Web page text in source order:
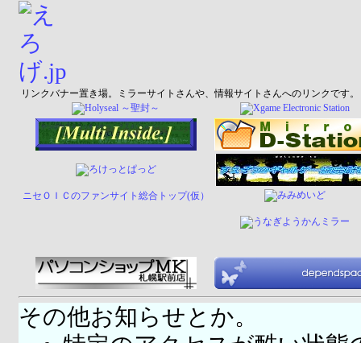
リンクバナー置き場。ミラーサイトさんや、情報サイトさんへのリンクです。
ニセＯＩＣのファンサイト総合トップ(仮）
その他お知らせとか。